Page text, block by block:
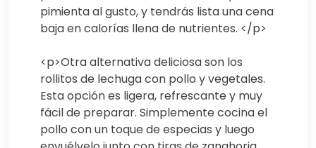
pimienta al gusto, y tendrás lista una cena
baja en calorías llena de nutrientes. </p>
<p>Otra alternativa deliciosa son los
rollitos de lechuga con pollo y vegetales.
Esta opción es ligera, refrescante y muy
fácil de preparar. Simplemente cocina el
pollo con un toque de especias y luego